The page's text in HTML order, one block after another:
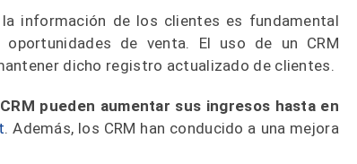
información de los clientes es fundamental
de venta. El uso de un CRM
dicho registro actualizado de clientes.
CRM pueden aumentar sus ingresos hasta en
. Además, los CRM han conducido a una mejora